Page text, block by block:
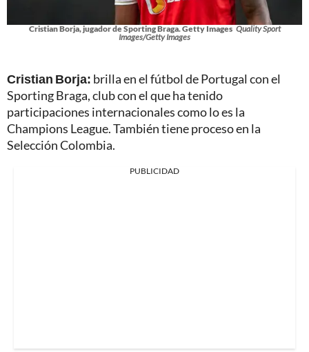
Cristian Borja, jugador de Sporting Braga. Getty Images Quality Sport
Images/Getty Images
Cristian Borja: brilla en el fútbol de Portugal con el
Sporting Braga, club con el que ha tenido
participaciones internacionales como lo es la
Champions League. También tiene proceso en la
Selección Colombia.
PUBLICIDAD